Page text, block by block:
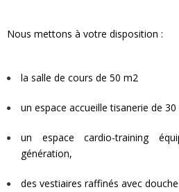
Nous mettons à votre disposition :
la salle de cours de 50 m2
un espace accueille tisanerie de
un espace cardio-training
génération,
des vestiaires raffinés avec